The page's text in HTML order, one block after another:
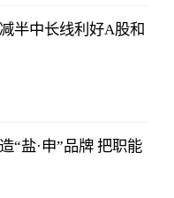
半中长线利好A股和
“盐·申”品牌 把职能